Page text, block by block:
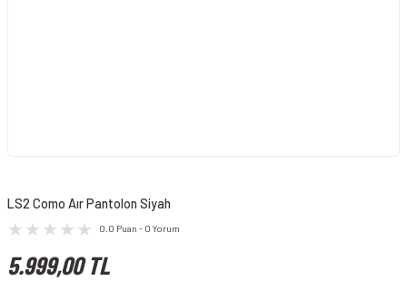
LS2 Como Aır Pantolon Siyah
0.0 Puan - 0 Yorum
5.999,00 TL